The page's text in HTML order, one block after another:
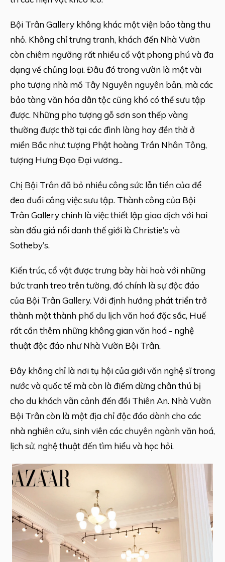
Bội Trân Gallery không khác một viện bảo tàng thu
nhỏ. Không chỉ trưng tranh, khách đến Nhà Vườn
còn chiêm ngưỡng rất nhiều cổ vật phong phú và đa
dạng về chủng loại. Đâu đó trong vườn là một vài
pho tượng nhà mồ Tây Nguyên nguyên bản, mà các
bảo tàng văn hóa dân tộc cũng khó có thể sưu tập
được. Những pho tượng gỗ sơn son thếp vàng
thường được thờ tại các đình làng hay đền thờ ở
miền Bắc như: tượng Phật hoàng Trần Nhân Tông,
tượng Hưng Đạo Đại vương...
Chị Bội Trân đã bỏ nhiều công sức lẫn tiền của để
đeo đuổi công việc sưu tập. Thành công của Bội
Trân Gallery chinh là việc thiết lập giao dịch với hai
sàn đấu giá nổi danh thế giới là Christie’s và
Sotheby’s.
Kiến trúc, cổ vật được trưng bày hài hoà với những
bức tranh treo trên tường, đó chính là sự độc đáo
của Bội Trân Gallery. Với định hướng phát triển trở
thành một thành phố du lịch văn hoá đặc sắc, Huế
rất cần thêm những không gian văn hoá - nghệ
thuật độc đáo như Nhà Vườn Bội Trân.
Đây không chỉ là nơi tụ hội của giới văn nghệ sĩ trong
nước và quốc tế mà còn là điểm dừng chân thú bị
cho du khách vãn cảnh đến đồi Thiên An. Nhà Vườn
Bội Trân còn là một địa chỉ độc đáo dành cho các
nhà nghiên cứu, sinh viên các chuyên ngành văn hoá,
lịch sử, nghệ thuật đến tìm hiểu và học hỏi.